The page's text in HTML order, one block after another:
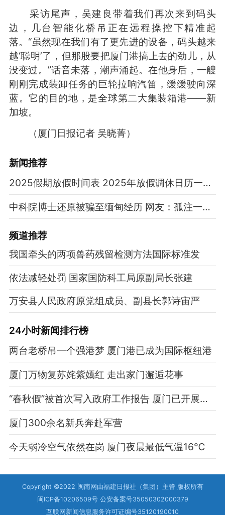
采访尾声，吴建良带着我们再次来到码头
边，几台智能化桥吊正在远程操控下精准起
落。“虽然现在我们有了更先进的设备，码头越来
越‘聪明’了，但那股要把厦门港搞上去的劲儿，从
没变过。”话音未落，潮声涌起。在他身后，一艘
刚刚完成装卸任务的巨轮拉响汽笛，缓缓驶向深
蓝。它的目的地，是全球第二大集装箱港——新
加坡。
（厦门日报记者 吴晓菁）
新闻推荐
2025假期放假时间表 2025年放假调休日历一览表
中科院博士还原被骗至缅甸经历 网友：孤注一掷现实版
频道推荐
我国牵头的两项兽药残留检测方法国际标准发
依法减轻处罚 国家国防科工局原副局长张建
万安县人民政府原党组成员、副县长郭诗宙严
24小时新闻排行榜
两台老桥吊一个强港梦 厦门港已成为国际枢纽港
厦门万物复苏姹紫嫣红 走出家门邂逅花事
“春秋假”被首次写入政府工作报告 厦门已开展调研
厦门300余名新兵奔赴军营
今天弱冷空气依然在岗 厦门夜晨最低气温16℃
Copyright ©2022 闽南网由福建日报社（集团）主管 版权所有
闽ICP备10206509号 公安备案号35050302000379
互联网新闻信息服务许可证编号35120190010